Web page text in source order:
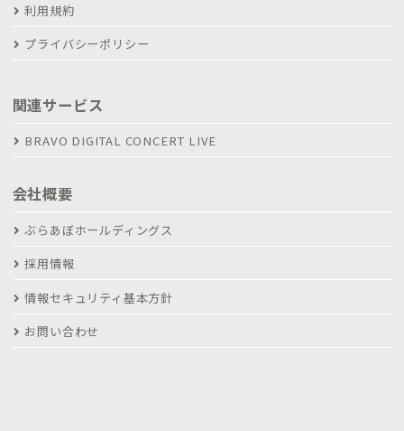
利用規約
プライバシーポリシー
関連サービス
BRAVO DIGITAL CONCERT LIVE
会社概要
ぶらあぼホールディングス
採用情報
情報セキュリティ基本方針
お問い合わせ